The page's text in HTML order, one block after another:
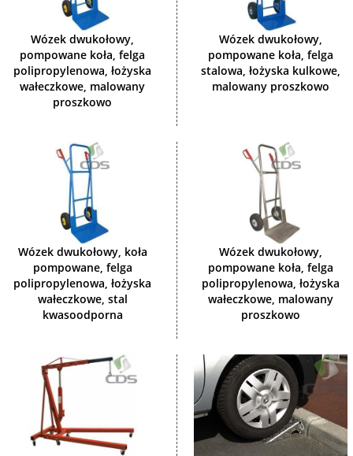
Wózek dwukołowy,
pompowane koła, felga
polipropylenowa, łożyska
wałeczkowe, malowany
proszkowo
Wózek dwukołowy,
pompowane koła, felga
stalowa, łożyska kulkowe,
malowany proszkowo
Wózek dwukołowy, koła
pompowane, felga
polipropylenowa, łożyska
wałeczkowe, stal
kwasoodporna
Wózek dwukołowy,
pompowane koła, felga
polipropylenowa, łożyska
wałeczkowe, malowany
proszkowo